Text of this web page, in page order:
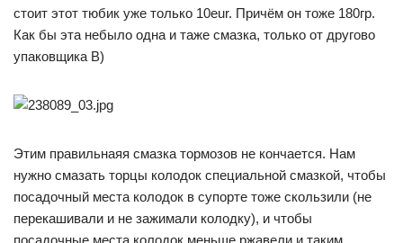
стоит этот тюбик уже только 10eur. Причём он тоже 180гр.
Как бы эта небыло одна и таже смазка, только от другово
упаковщика B)
Этим правильнаяя смазка тормозов не кончается. Нам
нужно смазать торцы колодок специальной смазкой, чтобы
посадочный места колодок в супорте тоже скользили (не
перекашивали и не зажимали колодку), и чтобы
посадочные места колодок меньше ржавели и таким